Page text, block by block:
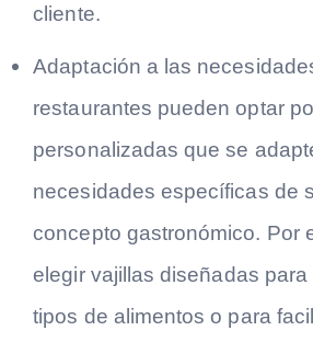
cliente.
Adaptación a las
restaurantes pueden optar
personalizadas que se
necesidades específicas de
concepto gastronómico. Por
elegir vajillas diseñadas
tipos de alimentos o para